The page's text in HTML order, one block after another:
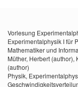
Vorlesung
Experimentalphysik I für
Mathematiker und
Müther, Herbert (author),
(author)
Physik,